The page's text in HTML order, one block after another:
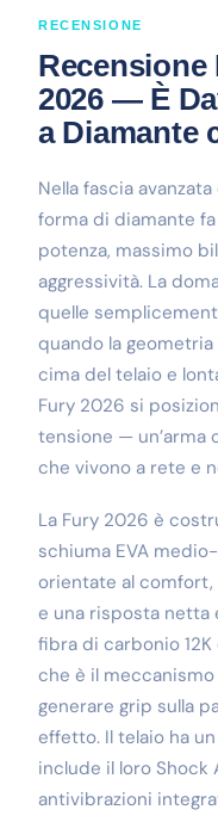
RECENSIONE
Recensione
2026 — È
a Diamante
Nella fascia
forma di diamante
potenza, massimo
aggressività. La
quelle
quando la
cima del telaio e
Fury 2026 si
tensione — un’arma
che vivono a rete e
La Fury 2026 è
schiuma EVA
orientate al comfort,
e una risposta netta
fibra di carbonio
che è il
generare grip sulla
effetto. Il telaio ha
include il loro
antivibrazioni